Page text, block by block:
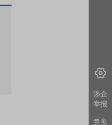
涉企
举报
意见